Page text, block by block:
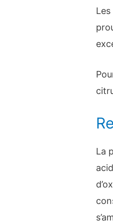
La